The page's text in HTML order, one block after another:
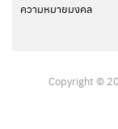
ความหมายมงคล
Copyright ©